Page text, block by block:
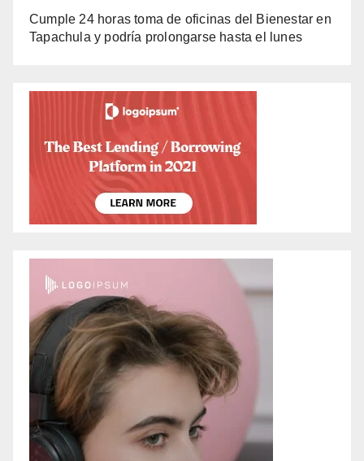
Cumple 24 horas toma de oficinas del Bienestar en
Tapachula y podría prolongarse hasta el lunes